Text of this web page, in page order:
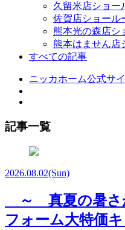
久留米店ショー
佐賀店ショール
熊本光の森店シ
熊本はません店
すべての記事
ニッカホーム公式サ
記事一覧
2026.08.02(Sun)
～ 真夏の暑さ
フォーム大特価